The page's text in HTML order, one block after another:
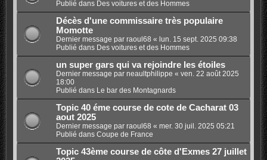
Publié dans Des voitures et des Hommes
Décès d'une commissaire très populaire
Momotte
Dernier message par raoul68 « lun. 15 sept. 2025 09:38
Publié dans Des voitures et des Hommes
un super gars qui va rejoindre les étoiles
Dernier message par neaultphilippe « ven. 22 août 2025
18:00
Publié dans Le bar des Montagnards
Topic 40 éme course de cote de Cacharat 03
aout 2025
Dernier message par raoul68 « mer. 30 juil. 2025 05:21
Publié dans Coupe de France
Topic 43ème course de côte d'Exmes 27 juillet